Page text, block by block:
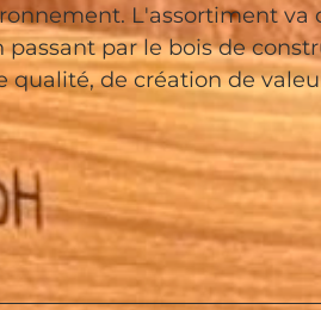
L'assortiment
passant par le bois de
qualité, de création de